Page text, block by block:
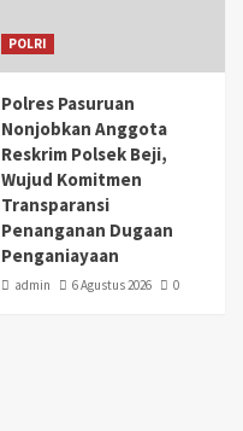
POLRI
Polres Pasuruan
Nonjobkan Anggota
Reskrim Polsek Beji,
Wujud Komitmen
Transparansi
Penanganan Dugaan
Penganiayaan
admin 6 Agustus 2026 0